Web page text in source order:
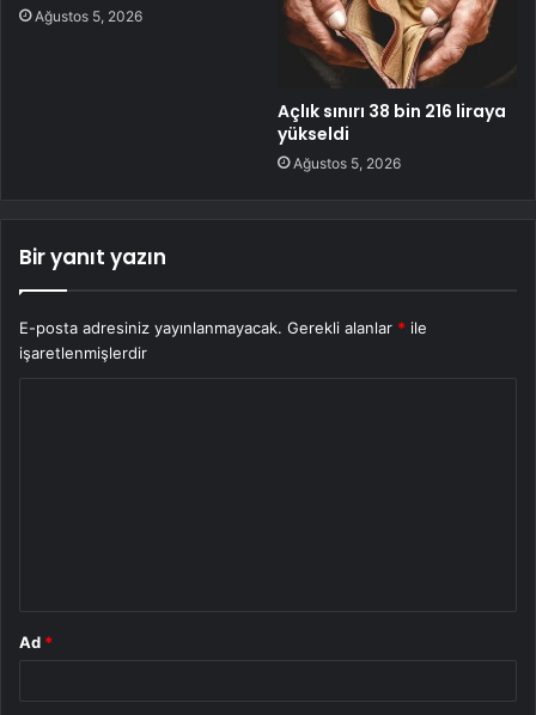
Ağustos 5, 2026
Açlık sınırı 38 bin 216 liraya
yükseldi
Ağustos 5, 2026
Bir yanıt yazın
E-posta adresiniz yayınlanmayacak. Gerekli alanlar * ile
işaretlenmişlerdir
Ad *